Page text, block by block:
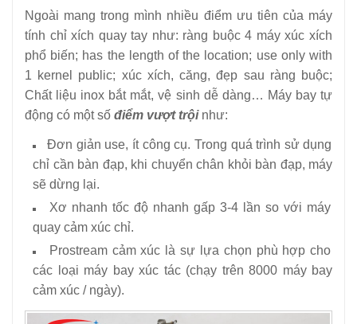
Ngoài mang trong mình nhiều điểm ưu tiên của máy
tính chỉ xích quay tay như: ràng buộc 4 máy xúc xích
phổ biến; has the length of the location; use only with
1 kernel public; xúc xích, căng, đẹp sau ràng buộc;
Chất liệu inox bắt mắt, vệ sinh dễ dàng… Máy bay tự
động có một số điểm vượt trộinhư:
Đơn giản use, ít công cụ. Trong quá trình sử dụng
chỉ cần bàn đạp, khi chuyển chân khỏi bàn đạp, máy
sẽ dừng lại.
Xơ nhanh tốc độ nhanh gấp 3-4 lần so với máy
quay cảm xúc chỉ.
Prostream cảm xúc là sự lựa chọn phù hợp cho
các loại máy bay xúc tác (chạy trên 8000 máy bay
cảm xúc / ngày).